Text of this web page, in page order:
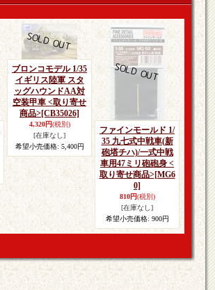
ブロンコモデル 1/35
イギリス陸軍 スタ
ッグハウンドAA対
空装甲車 <取り寄せ
商品>[CB35026]
4,320円(税別)
[在庫なし]
希望小売価格: 5,400円
ファインモールド 1/
35 九七式中戦車(新
砲塔チハ)/一式中戦
車用47ミリ砲砲身 <
取り寄せ商品>[MG6
0]
810円(税別)
[在庫なし]
希望小売価格: 900円